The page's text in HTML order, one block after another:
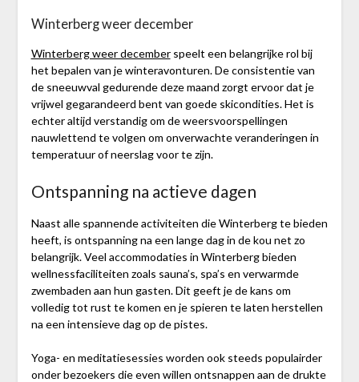
Winterberg weer december
Winterberg weer decemberspeelt een belangrijke rol bij
het bepalen van je winteravonturen. De consistentie van
de sneeuwval gedurende deze maand zorgt ervoor dat je
vrijwel gegarandeerd bent van goede skicondities. Het is
echter altijd verstandig om de weersvoorspellingen
nauwlettend te volgen om onverwachte veranderingen in
temperatuur of neerslag voor te zijn.
Ontspanning na actieve dagen
Naast alle spannende activiteiten die Winterberg te bieden
heeft, is ontspanning na een lange dag in de kou net zo
belangrijk. Veel accommodaties in Winterberg bieden
wellnessfaciliteiten zoals sauna’s, spa’s en verwarmde
zwembaden aan hun gasten. Dit geeft je de kans om
volledig tot rust te komen en je spieren te laten herstellen
na een intensieve dag op de pistes.
Yoga- en meditatiesessies worden ook steeds populairder
onder bezoekers die even willen ontsnappen aan de drukte